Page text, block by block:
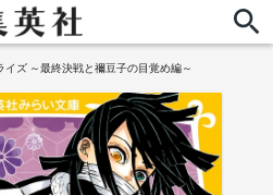
イズ ～最終決戦と禰豆子の目覚め編～